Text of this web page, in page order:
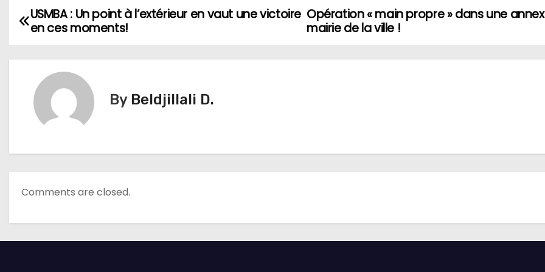
N
i
o
n
Opération « main propre » dans une
mairie de la ville !
USMBA : Un point à l’extérieur en vaut une victoire
en ces moments!
By Beldjillali D.
Comments are closed.